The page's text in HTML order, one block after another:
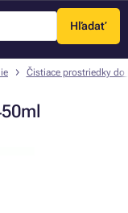
Hľadať
Menu
Čistiace prostriedky do